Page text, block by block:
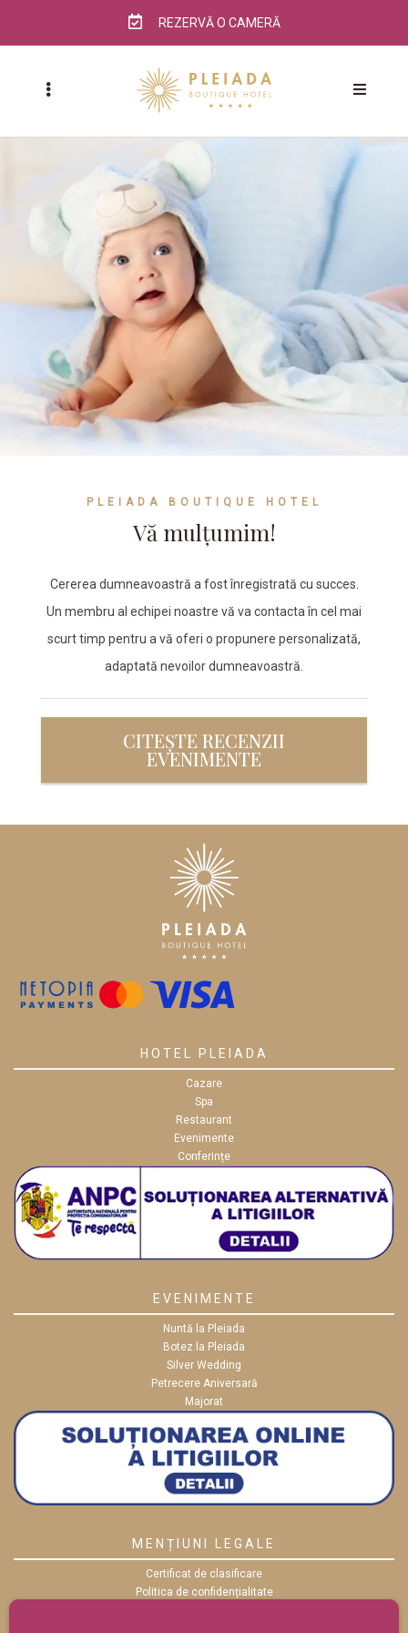
REZERVĂ O CAMERĂ
PLEIADA BOUTIQUE HOTEL
Vă mulțumim!
Cererea dumneavoastră a fost înregistrată cu succes.
Un membru al echipei noastre vă va contacta în cel mai
scurt timp pentru a vă oferi o propunere personalizată,
adaptată nevoilor dumneavoastră.
CITEȘTE RECENZII
EVENIMENTE
HOTEL PLEIADA
Cazare
Spa
Restaurant
Evenimente
Conferințe
EVENIMENTE
Nuntă la Pleiada
Botez la Pleiada
Silver Wedding
Petrecere Aniversară
Majorat
MENȚIUNI LEGALE
Certificat de clasificare
Politica de confidențialitate